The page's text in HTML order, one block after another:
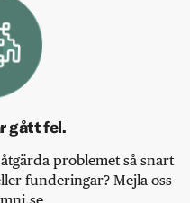
gått fel.
problemet så snart
funderingar? Mejla oss